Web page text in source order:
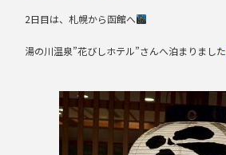
2日目は、札幌から函館へ
湯の川温泉”花びしホテル”さんへ泊まりました